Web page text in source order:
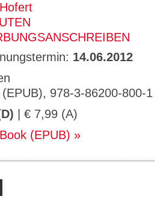
14.06.2012
978-3-86200-800-1
| € 7,99 (A)
(EPUB)
den Zustimmungsstatus des
für Cookies auf der aktuellen